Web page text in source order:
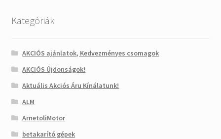
Kategóriák
AKCIÓS ajánlatok, Kedvezményes csomagok
AKCIÓS Újdonságok!
Aktuális Akciós Áru Kínálatunk!
ALM
ArnetoliMotor
betakarító gépek